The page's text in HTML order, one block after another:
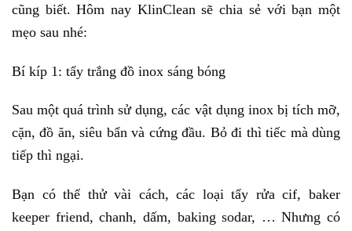
cũng biết. Hôm nay KlinClean sẽ chia sẻ với bạn một
mẹo sau nhé:
Bí kíp 1: tẩy trắng đồ inox sáng bóng
Sau một quá trình sử dụng, các vật dụng inox bị tích mỡ,
cặn, đồ ăn, siêu bẩn và cứng đầu. Bỏ đi thì tiếc mà dùng
tiếp thì ngại.
Bạn có thể thử vài cách, các loại tẩy rửa cif, baker
keeper friend, chanh, dấm, baking sodar, … Nhưng có